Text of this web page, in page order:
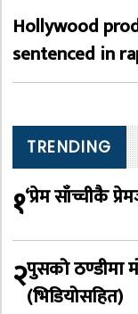
Hollywood
sentenced in
TRENDING
१‘प्रेम साँच्चीकै
२पुसको ठण्डीमा
(भिडियोसहित)